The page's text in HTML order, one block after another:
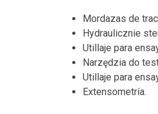
Mordazas de
Hydraulicznie
Utillaje para
Narzędzia do
Utillaje para
Extensometría.